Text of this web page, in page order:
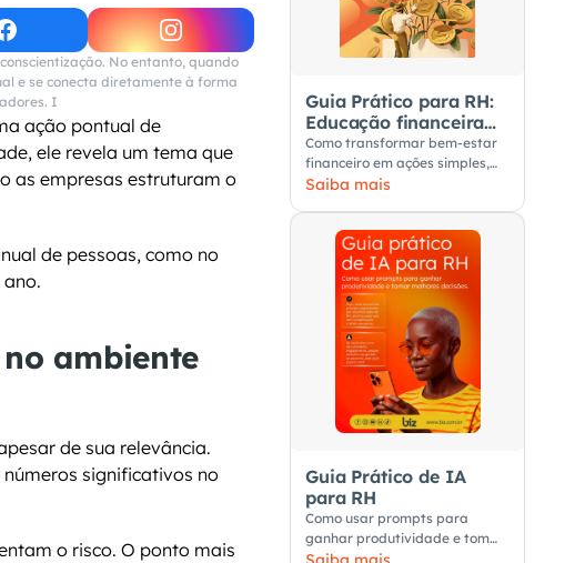
No entanto, quando
e se conecta diretamente à forma
I
ação pontual de
ele revela um tema que
as empresas estruturam o
ambiente
de sua relevância.
significativos no
o risco. O ponto mais
Guia Prático para RH:
Educação financeira
nas empresas
Como transformar bem-estar
financeiro em ações simples,
úteis e aplicáveis no dia a dia
Saiba mais
Guia Prático de IA
para RH
Como usar prompts para
ganhar produtividade e tomar
melhores decisões